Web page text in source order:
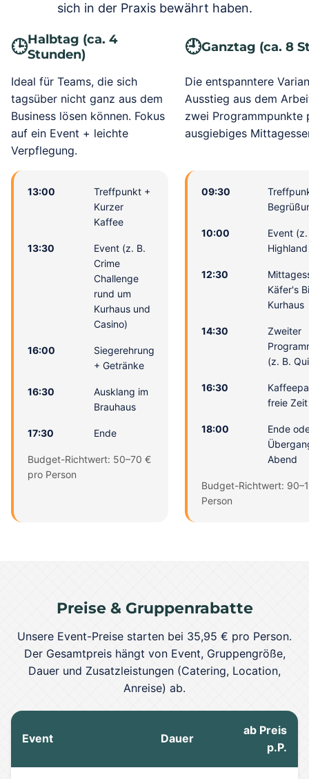
sich in der Praxis bewährt haben.
🕒Halbtag (ca. 4
Stunden)
🕘Ganztag (ca. 8
Ideal für Teams, die sich
tagsüber nicht ganz aus dem
Business lösen können. Fokus
auf ein Event + leichte
Verpflegung.
Die entspanntere
Ausstieg aus dem
zwei Programmpunkte
ausgiebiges
13:00
Treffpunkt +
Kurzer
Kaffee
13:30
Event (z. B.
Crime
Challenge
rund um
Kurhaus und
Casino)
16:00
Siegerehrung
+ Getränke
16:30
Ausklang im
Brauhaus
17:30 Ende
Budget-Richtwert: 50–70 €
pro Person
09:30
10:00
Event
12:30
Käfer's
Kurhaus
14:30
Zweiter
(z. B.
16:30
freie Zeit
18:00
Ende
Abend
Budget-Richtwert:
Person
Preise & Gruppenrabatte
Unsere Event-Preise starten bei 35,95 € pro Person.
Der Gesamtpreis hängt von Event, Gruppengröße,
Dauer und Zusatzleistungen (Catering, Location,
Anreise) ab.
Event Dauer
ab Preis
p.P.